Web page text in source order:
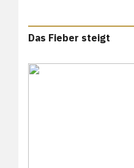
Das Fieber steigt